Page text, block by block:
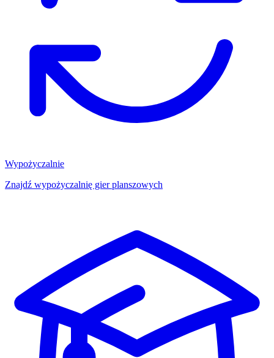
Wypożyczalnie
Znajdź wypożyczalnię gier planszowych